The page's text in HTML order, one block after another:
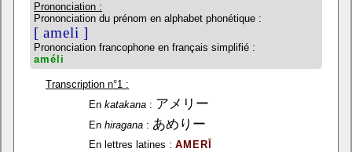
Prononciation :
Prononciation du prénom en alphabet phonétique :
[ ameli ]
Prononciation francophone en français simplifié :
améli
Transcription n°1 :
En katakana : アメリー
En hiragana : あめりー
En lettres latines : AMERĪ